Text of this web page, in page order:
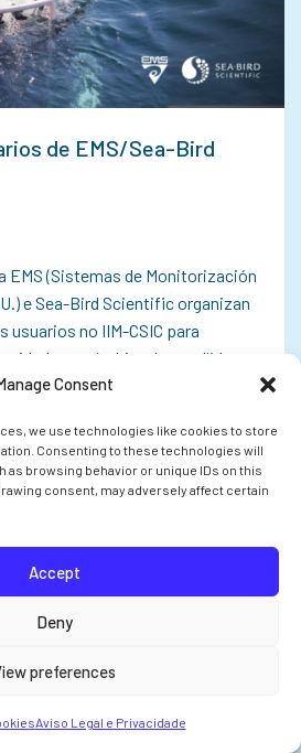
Consent
we use technologies like cookies to store
Consenting to these technologies will
as browsing behavior or unique IDs on this
consent, may adversely affect certain
Accept
Deny
preferences
Aviso Legal e Privacidade
de EMS/Sea-Bird
EMS (Sistemas de Monitorización
e Sea-Bird Scientific organizan
usuarios no IIM-CSIC para
no ámbito da recollida,
de datos. O…